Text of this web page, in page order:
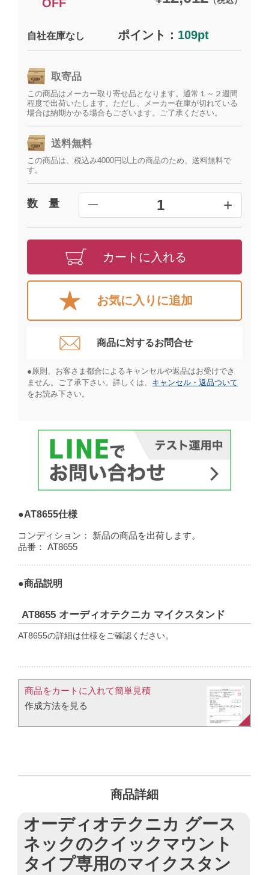
OFF
自社在庫なし ポイント： 109pt
取寄品
この商品はメーカー取り寄せ品となります。通常１～２週間
程度で出荷いたします。ただし、メーカー在庫が切れている
場合は納期かかる場合もございます。ご了承ください。
送料無料
この商品は、税込み4000円以上の商品のため、送料無料で
す。
数 量 ━ 1 +
カートに入れる
お気に入りに追加
商品に対するお問合せ​
●原則、お客さま都合によるキャンセルや返品はお受けでき
ません。ご了承下さい。詳しくは、 キャンセル・返品ついて
をお読み下さい。​
●AT8655仕様
コンディション：
新品の商品を出荷します。
品番：
AT8655
●商品説明
AT8655 オーディオテクニカ マイクスタンド
AT8655の詳細は仕様をご確認ください。
商品をカートに入れて簡単見積​
作成方法を見る​​
商品詳細
オーディオテクニカ グース
ネックのクイックマウント
タイプ専用のマイクスタン